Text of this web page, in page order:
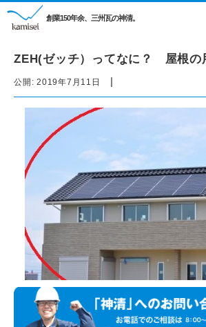
創業150年余、三州瓦の神清。
ZEH(ゼッチ）ってなに？ 屋根
公開: 2019年7月11日 |